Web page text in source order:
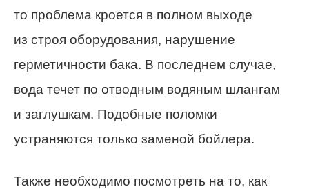
то проблема кроется в полном выходе
из строя оборудования, нарушение
герметичности бака. В последнем случае,
вода течет по отводным водяным шлангам
и заглушкам. Подобные поломки
устраняются только заменой бойлера.
Также необходимо посмотреть на то, как